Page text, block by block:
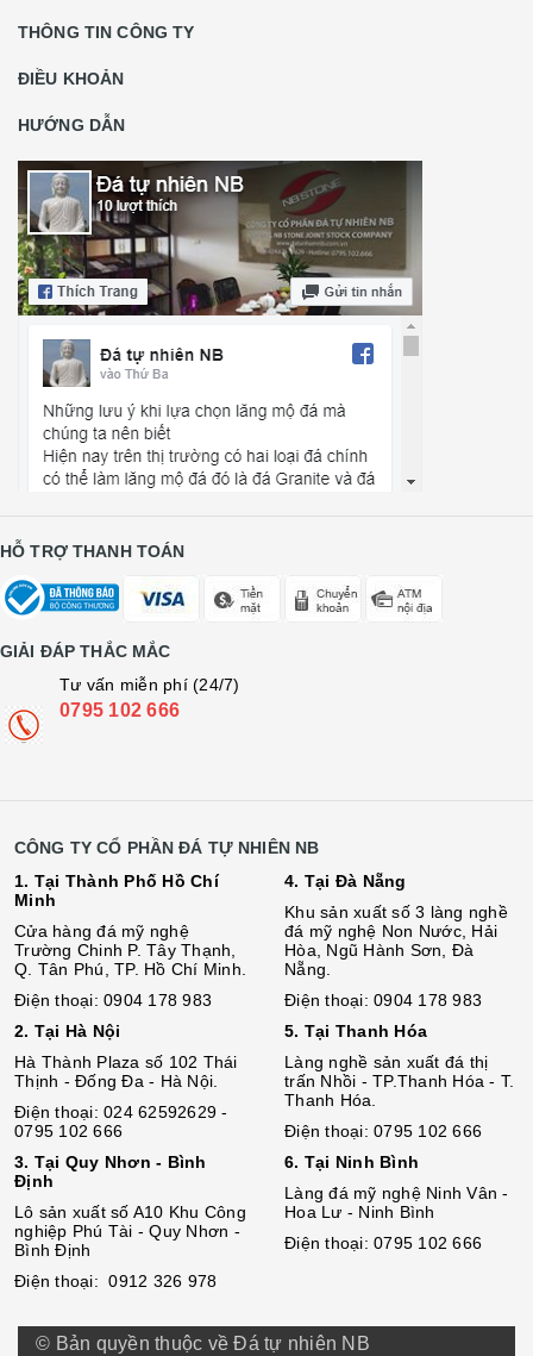
THÔNG TIN CÔNG TY
ĐIỀU KHOẢN
HƯỚNG DẪN
HỖ TRỢ THANH TOÁN
GIẢI ĐÁP THẮC MẮC
Tư vấn miễn phí (24/7)
0795 102 666
CÔNG TY CỔ PHẦN ĐÁ TỰ NHIÊN NB
1. Tại Thành Phố Hồ Chí
Minh
Cửa hàng đá mỹ nghệ
Trường Chinh P. Tây Thạnh,
Q. Tân Phú, TP. Hồ Chí Minh.
Điện thoại: 0904 178 983
2. Tại Hà Nội
Hà Thành Plaza số 102 Thái
Thịnh - Đống Đa - Hà Nội.
Điện thoại: 024 62592629 -
0795 102 666
3. Tại Quy Nhơn - Bình
Định
Lô sản xuất số A10 Khu Công
nghiệp Phú Tài - Quy Nhơn -
Bình Định
Điện thoại: 0912 326 978
4. Tại Đà Nẵng
Khu sản xuất số 3 làng nghề
đá mỹ nghệ Non Nước, Hải
Hòa, Ngũ Hành Sơn, Đà
Nẵng.
Điện thoại: 0904 178 983
5. Tại Thanh Hóa
Làng nghề sản xuất đá thị
trấn Nhồi - TP.Thanh Hóa - T.
Thanh Hóa.
Điện thoại: 0795 102 666
6. Tại Ninh Bình
Làng đá mỹ nghệ Ninh Vân -
Hoa Lư - Ninh Bình
Điện thoại: 0795 102 666
© Bản quyền thuộc về Đá tự nhiên NB